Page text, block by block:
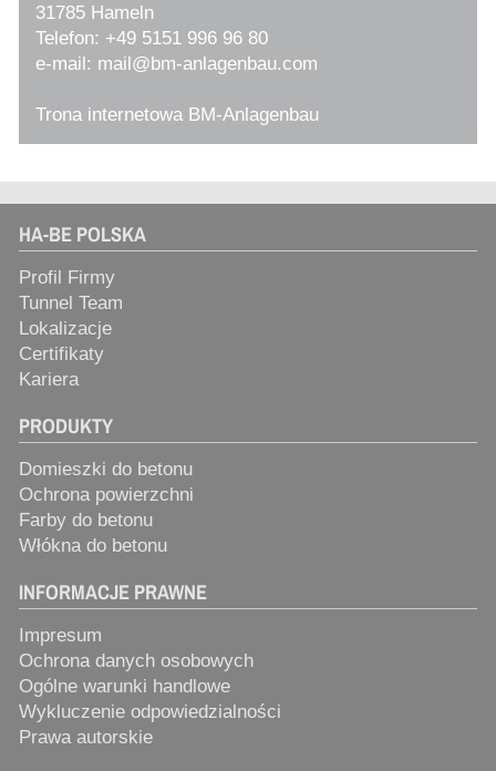
31785 Hameln
Telefon: +49 5151 996 96 80
e-mail: mail@bm-anlagenbau.com
Trona internetowa BM-Anlagenbau
HA-BE POLSKA
Profil Firmy
Tunnel Team
Lokalizacje
Certifikaty
Kariera
PRODUKTY
Domieszki do betonu
Ochrona powierzchni
Farby do betonu
Włókna do betonu
INFORMACJE PRAWNE
Impresum
Ochrona danych osobowych
Ogólne warunki handlowe
Wykluczenie odpowiedzialności
Prawa autorskie